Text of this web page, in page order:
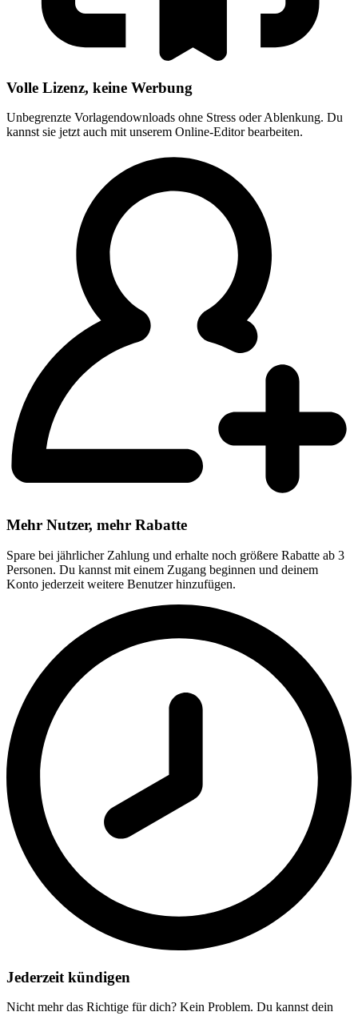
Volle Lizenz, keine Werbung
Unbegrenzte Vorlagendownloads ohne Stress oder Ablenkung. Du
kannst sie jetzt auch mit unserem Online-Editor bearbeiten.
Mehr Nutzer, mehr Rabatte
Spare bei jährlicher Zahlung und erhalte noch größere Rabatte ab 3
Personen. Du kannst mit einem Zugang beginnen und deinem
Konto jederzeit weitere Benutzer hinzufügen.
Jederzeit kündigen
Nicht mehr das Richtige für dich? Kein Problem. Du kannst dein